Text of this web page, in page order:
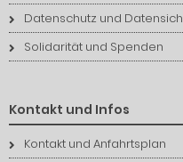
Datenschutz und
Solidarität und Spenden
Kontakt und Infos
Kontakt und Anfahrtsplan